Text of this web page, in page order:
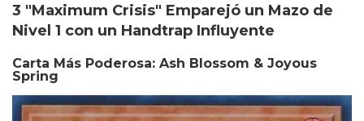
3 "Maximum Crisis" Emparejó un Mazo de
Nivel 1 con un Handtrap Influyente
Carta Más Poderosa: Ash Blossom & Joyous
Spring